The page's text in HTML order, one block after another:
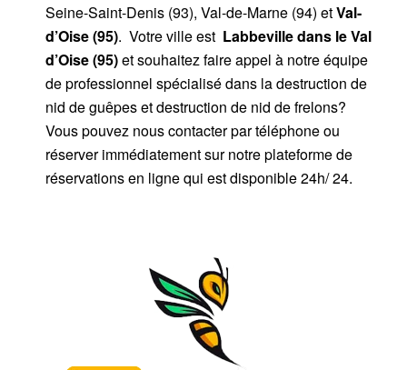
Seine-Saint-Denis (93), Val-de-Marne (94) etVal-
d’Oise (95). Votre ville est Labbeville dans le Val
d’Oise (95)et souhaitez faire appel à notre équipe
de professionnel spécialisé dans la destruction de
nid de guêpes et destruction de nid de frelons?
Vous pouvez nous contacter par téléphone ou
réserver immédiatement sur notre plateforme de
réservations en ligne qui est disponible 24h/ 24.